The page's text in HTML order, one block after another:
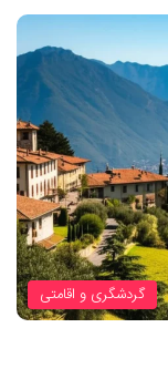
گردشگری و اقامتی